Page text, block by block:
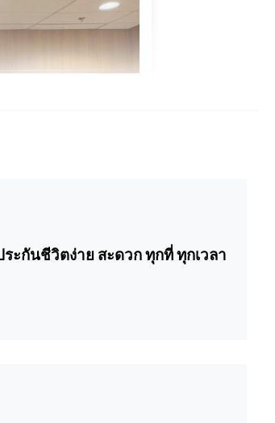
ะกันชีวิตง่าย สะดวก ทุกที่ ทุกเวลา